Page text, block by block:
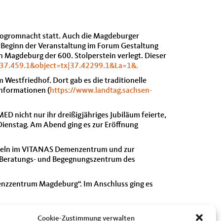
Cookie-Zustimmung verwalten
statt. Auch die Magdeburger
der Veranstaltung im Forum Gestaltung
Magdeburg der 600. Stolperstein verlegt. Dieser
Westfriedhof. Dort gab es die traditionelle
(https://www.landtag.sachsen-
nicht nur ihr dreißigjähriges Jubiläum feierte,
Am Abend ging es zur Eröffnung
im VITANAS Demenzentrum und zur
und Begegnungszentrum des
Magdeburg“. Im Anschluss ging es
An Nachmittag tagten dann die Gremien